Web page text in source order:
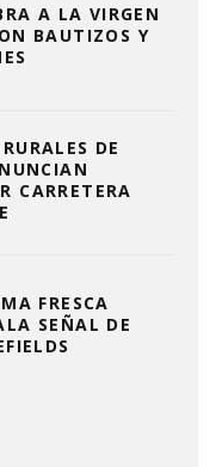
A LA VIRGEN
BAUTIZOS Y
DE
CARRETERA
FRESCA
SEÑAL DE